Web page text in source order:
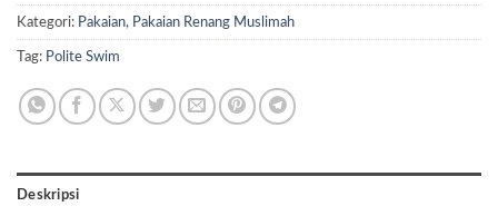
Kategori: Pakaian, Pakaian Renang Muslimah
Tag: Polite Swim
Deskripsi